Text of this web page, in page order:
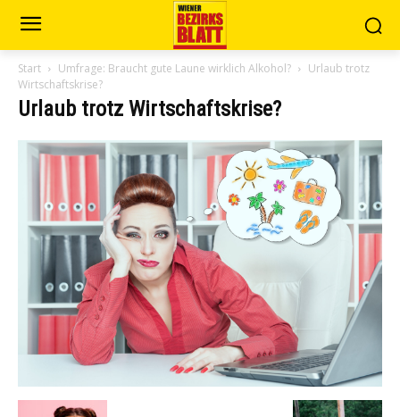
Start Umfrage: Braucht gute Laune wirklich Alkohol?
Urlaub trotz
Wirtschaftskrise?
Urlaub trotz Wirtschaftskrise?